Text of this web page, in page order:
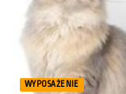
WYPOSAŻENIE